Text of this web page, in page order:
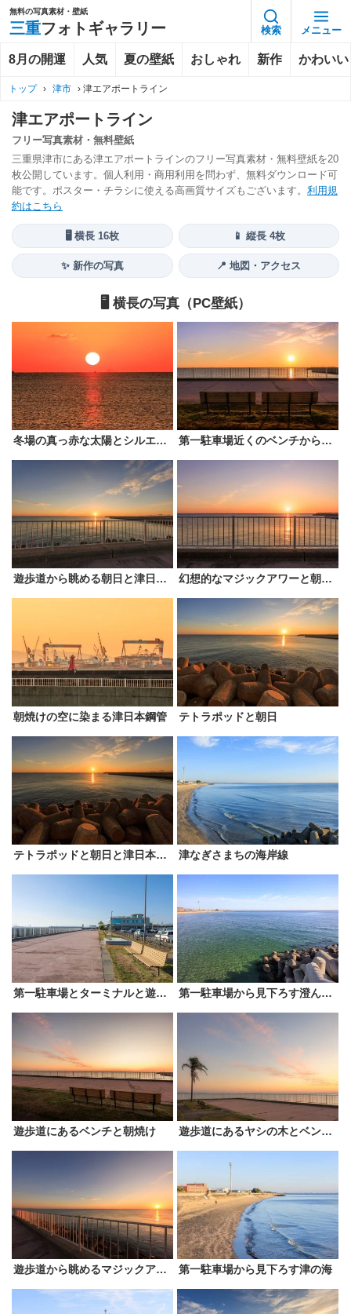
無料の写真素材・壁紙
三重フォトギャラリー 検索 メニュー
8月の開運 人気 夏の壁紙 おしゃれ 新作 かわいい
トップ › 津市 › 津エアポートライン
津エアポートライン
フリー写真素材・無料壁紙
三重県津市にある津エアポートラインのフリー写真素材・無料壁紙を20
枚公開しています。個人利用・商用利用を問わず、無料ダウンロード可
能です。ポスター・チラシに使える高画質サイズもございます。 利用規
約はこちら
🖥️ 横長 16枚 📱 縦長 4枚
✨ 新作の写真 📍 地図・アクセス
🖥️ 横長の写真（PC壁紙）
冬場の真っ赤な太陽とシルエットに浮かぶ神島 第一駐車場近くのベンチから眺める朝日
遊歩道から眺める朝日と津日本鋼管 幻想的なマジックアワーと朝日を遊歩道から眺める
朝焼けの空に染まる津日本鋼管 テトラポッドと朝日
テトラポッドと朝日と津日本鋼管 津なぎさまちの海岸線
第一駐車場とターミナルと遊歩道 第一駐車場から見下ろす澄んだ津の海
遊歩道にあるベンチと朝焼け 遊歩道にあるヤシの木とベンチと朝焼け
遊歩道から眺めるマジックアワーと朝日 第一駐車場から見下ろす津の海